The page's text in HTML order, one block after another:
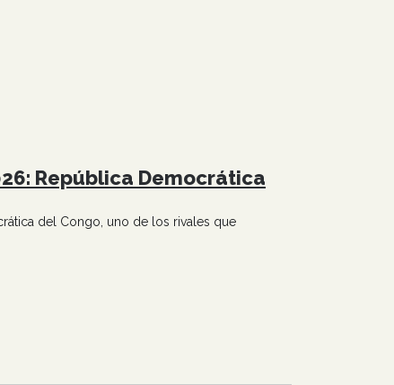
República Democrática
del Congo, uno de los rivales que